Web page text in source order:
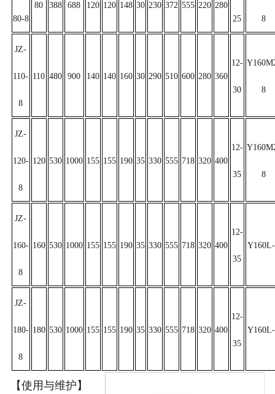
80-8
80 388 688 120 120 148 30 230 372 555 220 280
25 8
JZ-
110-
8
110 480 900 140 140 160 30 290 510 600 280 360
12-
30 8
JZ-
120-
8
120 530 1000 155 155 190 35 330 555 718 320 400
12-
35 8
JZ-
160-
8
160 530 1000 155 155 190 35 330 555 718 320 400
12-
35
JZ-
180-
8
180 530 1000 155 155 190 35 330 555 718 320 400
12-
35
【使用与维护】